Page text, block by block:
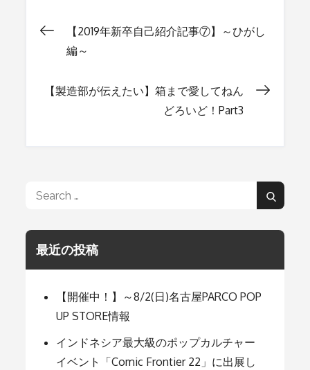
投
稿
ー
シ
ョ
【2019年新卒自己紹介記事⑦】～ひがし
編～
【製造部が伝えたい】箱まで愛してねん
どろいど！Part3
Search
Search
最近の投稿
【開催中！】～8/2(日)名古屋PARCO POP
UP STORE情報
インドネシア最大級のポップカルチャー
イベント「Comic Frontier 22」に出展し